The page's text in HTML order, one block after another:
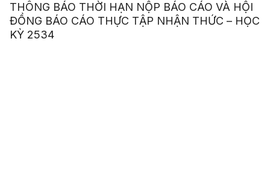
THÔNG BÁO THỜI HẠN NỘP BÁO CÁO VÀ HỘI
ĐỒNG BÁO CÁO THỰC TẬP NHẬN THỨC – HỌC
KỲ 2534